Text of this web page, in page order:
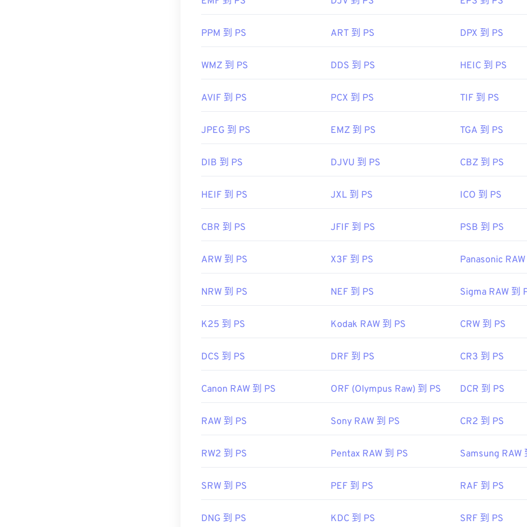
和Magix Photo Manager
也支持 RWL。
开发者：徕卡
PPM 到 PS ART 到 PS DPX 到 PS
WMZ 到 PS DDS 到 PS HEIC 到 PS
AVIF 到 PS PCX 到 PS TIF 到 PS
JPEG 到 PS EMZ 到 PS TGA 到 PS
DIB 到 PS DJVU 到 PS CBZ 到 PS
HEIF 到 PS JXL 到 PS ICO 到 PS
CBR 到 PS JFIF 到 PS PSB 到 PS
ARW 到 PS X3F 到 PS Panasonic
NRW 到 PS NEF 到 PS Sigma RAW 到
K25 到 PS Kodak RAW 到 PS CRW 到 PS
DCS 到 PS DRF 到 PS CR3 到 PS
Canon RAW 到 PS ORF (Olympus Raw) 到 PS DCR 到 PS
RAW 到 PS Sony RAW 到 PS CR2 到 PS
RW2 到 PS Pentax RAW 到 PS Samsung RAW
SRW 到 PS PEF 到 PS RAF 到 PS
DNG 到 PS KDC 到 PS SRF 到 PS